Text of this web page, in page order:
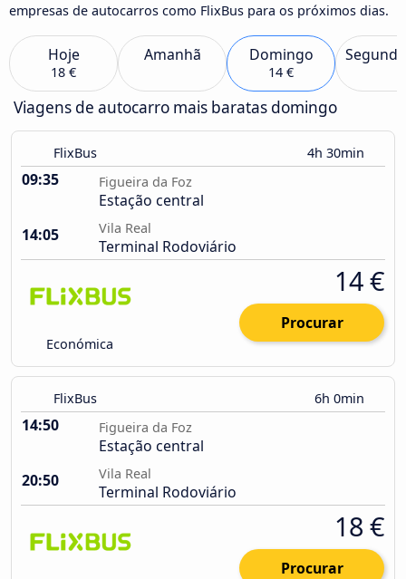
empresas de autocarros como FlixBus para os próximos dias.
Hoje
18 €
Amanhã Domingo
14 €
Viagens de autocarro mais baratas domingo
FlixBus 4h 30min
09:35 Figueira da Foz
Estação central
14:05
Vila Real
Terminal Rodoviário
Económica
14 €
Procurar
FlixBus 6h 0min
14:50 Figueira da Foz
Estação central
20:50
Vila Real
Terminal Rodoviário
18 €
Procurar